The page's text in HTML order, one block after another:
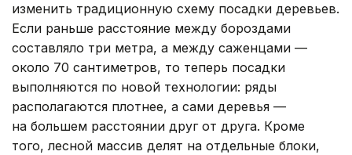
изменить традиционную схему посадки деревьев.
Если раньше расстояние между бороздами
составляло три метра, а между саженцами —
около 70 сантиметров, то теперь посадки
выполняются по новой технологии: ряды
располагаются плотнее, а сами деревья —
на большем расстоянии друг от друга. Кроме
того, лесной массив делят на отдельные блоки,